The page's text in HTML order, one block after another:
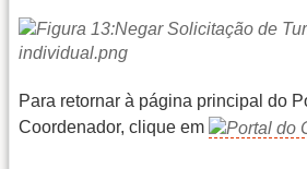
Para retornar à página principal do
Coordenador, clique em